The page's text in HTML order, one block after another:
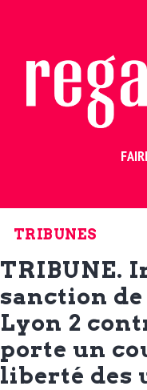
TRIBUNES
TRIBUNE.
sanction
Lyon 2
porte un
liberté des